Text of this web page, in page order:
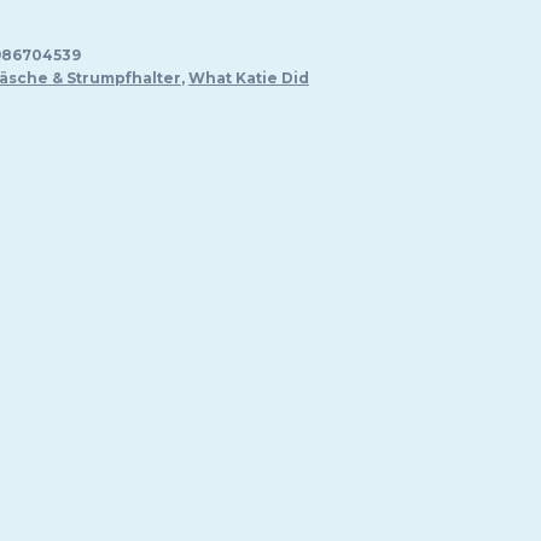
€.
& Strumpfhalter, What Katie Did